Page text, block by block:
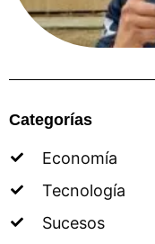
Categorías
Economía
Tecnología
Sucesos